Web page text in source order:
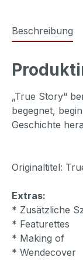
Beschreibung
„True Story“
begegnet,
Geschichte
Originaltitel:
Extras:
* Zusätzliche
* Featurettes
* Making of
* Wendecover